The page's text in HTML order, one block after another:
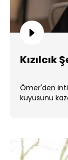
Kızılcık
Ömer'den
kuyusunu